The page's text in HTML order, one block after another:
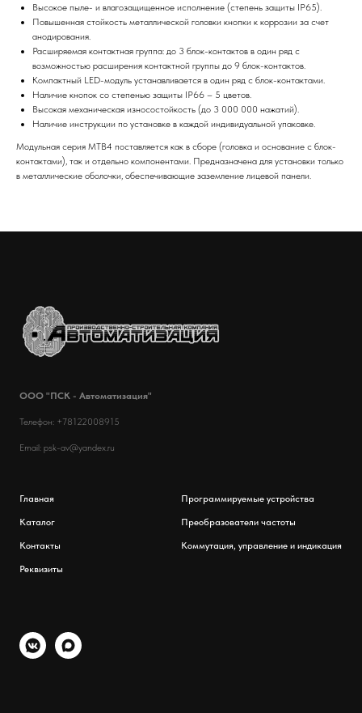
Высокое пыле- и влагозащищенное исполнение (степень защиты IP65).
Повышенная стойкость металлической головки кнопки к коррозии за счет
анодирования.
Расширяемая контактная группа: до 3 блок-контактов в один ряд с
возможностью расширения контактной группы до 9 блок-контактов.
Компактный LED-модуль устанавливается в один ряд с блок-контактами.
Наличие кнопок со степенью защиты IP66 – 5 цветов.
Высокая механическая износостойкость (до 3 000 000 нажатий).
Наличие инструкции по установке в каждой индивидуальной упаковке.
Модульная серия MTB4 поставляется как в сборе (головка и основание с блок-
контактами), так и отдельно компонентами. Предназначена для установки только
в металлические оболочки, обеспечивающие заземление лицевой панели.
ООО "ПСК - Автоматизация"
Телефон: +78122008915
Email: psk-av@yandex.ru
Главная
Каталог
Контакты
Реквизиты
Программируемые устройства
Преобразователи частоты
Коммутация, управление и индикация